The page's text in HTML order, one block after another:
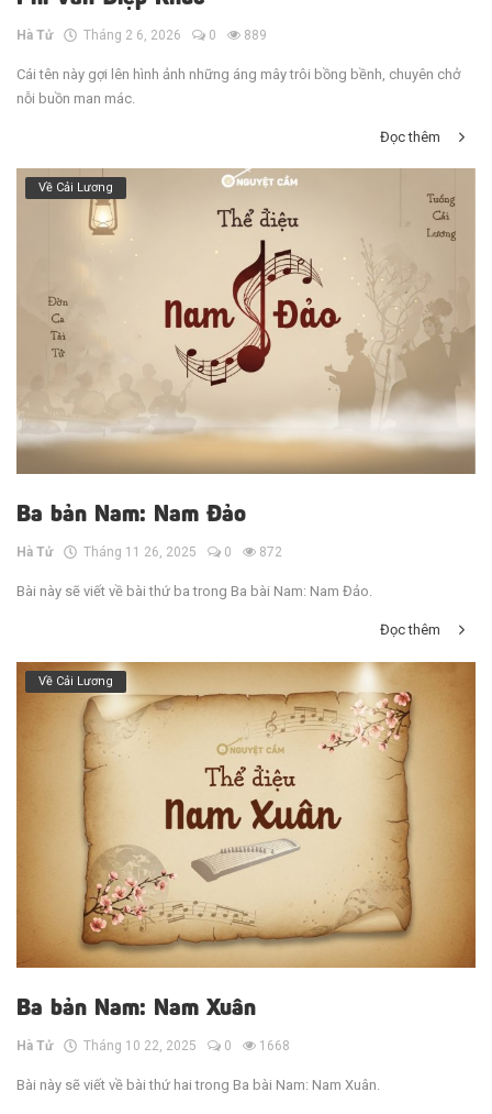
Hà Tử Tháng 2 6, 2026 0 889
Cái tên này gợi lên hình ảnh những áng mây trôi bồng bềnh, chuyên chở
nỗi buồn man mác.
Đọc thêm
Về Cải Lương
Ba bản Nam: Nam Đảo
Hà Tử Tháng 11 26, 2025 0 872
Bài này sẽ viết về bài thứ ba trong Ba bài Nam: Nam Đảo.
Đọc thêm
Về Cải Lương
Ba bản Nam: Nam Xuân
Hà Tử Tháng 10 22, 2025 0 1668
Bài này sẽ viết về bài thứ hai trong Ba bài Nam: Nam Xuân.